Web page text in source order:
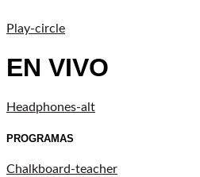
Play-circle
EN VIVO
Headphones-alt
PROGRAMAS
Chalkboard-teacher